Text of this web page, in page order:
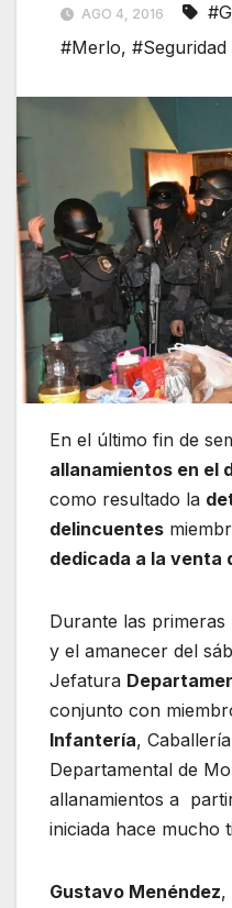
AGO 4, 2016
#Merlo, #Seguridad
En el último fin de
allanamientos en el
como resultado la
delincuentes
dedicada a la
Durante las
y el amanecer del
Jefatura
conjunto con
Infantería,
Departamental de
allanamientos a
iniciada hace mucho
Gustavo Menéndez,